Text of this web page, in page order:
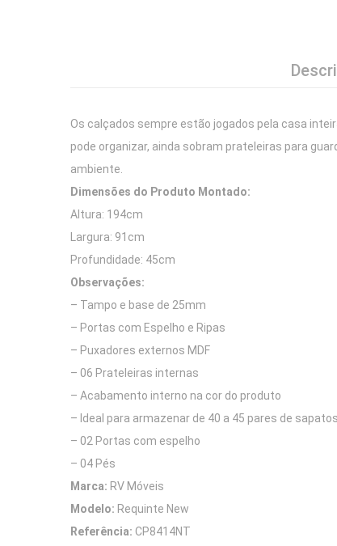
Os calçados sempre estão jogados pela casa
pode organizar, ainda sobram prateleiras para
ambiente.
Dimensões do Produto Montado:
Altura: 194cm
Largura: 91cm
Profundidade: 45cm
Observações:
– Tampo e base de 25mm
– Portas com Espelho e Ripas
– Puxadores externos MDF
– 06 Prateleiras internas
– Acabamento interno na cor do produto
– Ideal para armazenar de 40 a 45 pares de sapatos
– 02 Portas com espelho
– 04 Pés
Marca: RV Móveis
Modelo: Requinte New
Referência: CP8414NT